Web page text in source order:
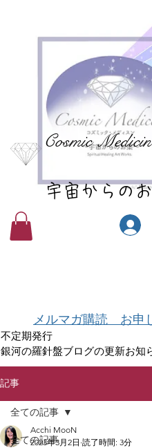
Cosmic
宇宙からの
メルマガ購読 お申
不定期発行
銀河の羅針盤ブログの更新お知
記事
全ての記事
全ての記事
Acchi MooN
2023年3月2日 読了時間: 3分